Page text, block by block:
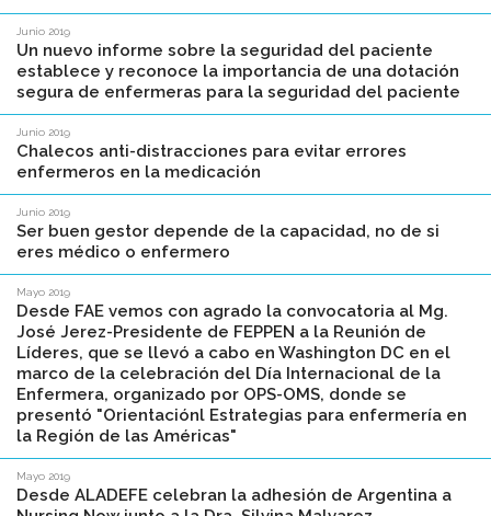
Junio 2019
Un nuevo informe sobre la seguridad del paciente
establece y reconoce la importancia de una dotación
segura de enfermeras para la seguridad del paciente
Junio 2019
Chalecos anti-distracciones para evitar errores
enfermeros en la medicación
Junio 2019
Ser buen gestor depende de la capacidad, no de si
eres médico o enfermero
Mayo 2019
Desde FAE vemos con agrado la convocatoria al Mg.
José Jerez-Presidente de FEPPEN a la Reunión de
Líderes, que se llevó a cabo en Washington DC en el
marco de la celebración del Día Internacional de la
Enfermera, organizado por OPS-OMS, donde se
presentó "Orientaciónl Estrategias para enfermería en
la Región de las Américas"
Mayo 2019
Desde ALADEFE celebran la adhesión de Argentina a